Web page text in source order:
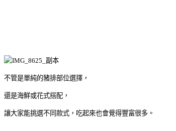
不管是單純的豬排部位選擇，
還是海鮮或花式搭配，
讓大家能挑選不同款式，吃起來也會覺得豐富很多。